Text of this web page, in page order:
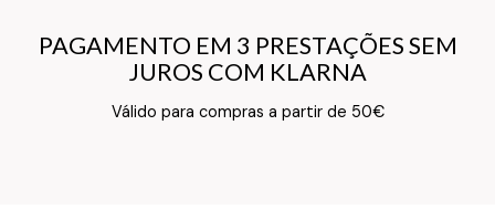
PAGAMENTO EM 3 PRESTAÇÕES SEM
JUROS COM KLARNA
Válido para compras a partir de 50€
PAGAMENTO EM 3 PRESTAÇÕES SEM
JUROS COM KLARNA
Texto do Verso do Cartão de Informação